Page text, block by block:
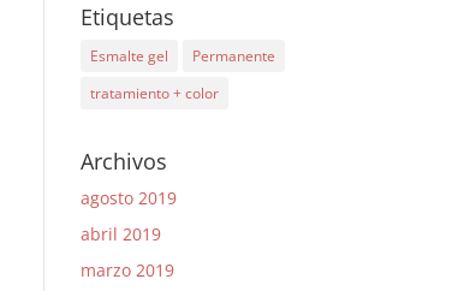
Etiquetas
Esmalte gel
Permanente
tratamiento + color
Archivos
agosto 2019
abril 2019
marzo 2019